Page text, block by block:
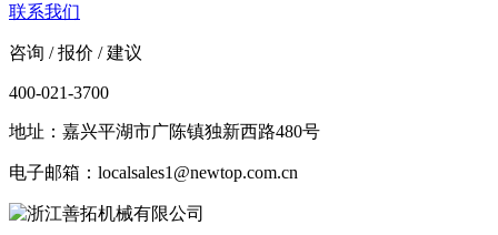
联系我们
咨询 / 报价 / 建议
400-021-3700
地址：嘉兴平湖市广陈镇独新西路480号
电子邮箱：localsales1@newtop.com.cn